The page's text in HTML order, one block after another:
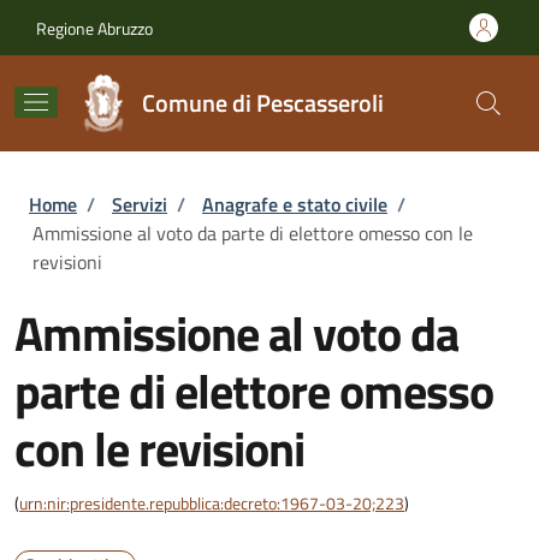
Regione Abruzzo
Comune di Pescasseroli
Briciole di pane
Home / Servizi / Anagrafe e stato civile /
Ammissione al voto da parte di elettore omesso con le
revisioni
Ammissione al voto da
parte di elettore omesso
con le revisioni
(urn:nir:presidente.repubblica:decreto:1967-03-20;223)